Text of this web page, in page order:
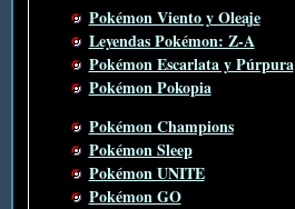
Pokémon Viento y Oleaje
Leyendas Pokémon: Z-A
Pokémon Escarlata y Púrpura
Pokémon Pokopia
Pokémon Champions
Pokémon Sleep
Pokémon UNITE
Pokémon GO